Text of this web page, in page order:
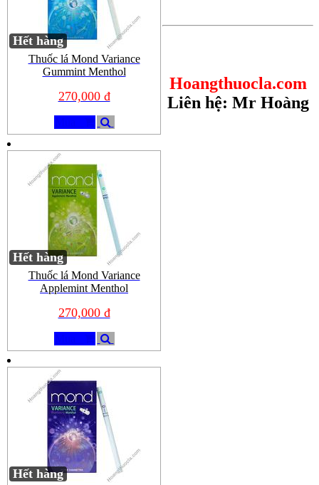
Hết hàng
Thuốc lá Mond Variance
Gummint Menthol
270,000 đ
Hết hàng
Thuốc lá Mond Variance
Applemint Menthol
270,000 đ
Hết hàng
Hoangthuocla.com
Liên hệ: Mr Hoàng